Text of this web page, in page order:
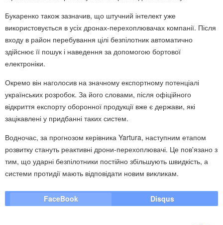
Букаренко також зазначив, що штучний інтелект уже
використовується в усіх дронах-перехоплювачах компанії. Після
входу в район перебування цілі безпілотник автоматично
здійснює її пошук і наведення за допомогою бортової
електроніки.
Окремо він наголосив на значному експортному потенціалі
українських розробок. За його словами, після офіційного
відкриття експорту оборонної продукції вже є держави, які
зацікавлені у придбанні таких систем.
Водночас, за прогнозом керівника Yartura, наступним етапом
розвитку стануть реактивні дрони-перехоплювачі. Це пов'язано з
тим, що ударні безпілотники постійно збільшують швидкість, а
системи протидії мають відповідати новим викликам.
FaceBook Disqus